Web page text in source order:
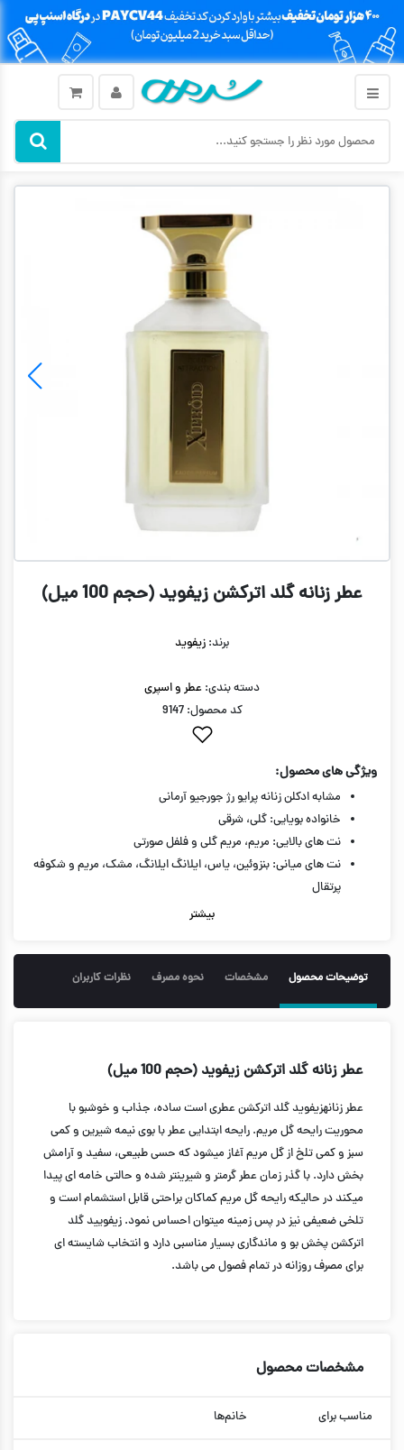
عطر زنانه گلد اترکشن زیفوید (حجم 100 میل)
برند: زیفوید
دسته بندی: عطر و اسپری
کد محصول: 9147
ویژگی های محصول:
مشابه ادکلن زنانه پرایو رژ جورجیو آرمانی
خانواده بویایی: گلی، شرقی
نت های بالایی: مریم، مریم گلی و فلفل صورتی
نت های میانی: بنزوئین، یاس، ایلانگ ایلانگ، مشک، مریم و شکوفه
پرتقال
بیشتر
توضیحات محصول مشخصات نحوه مصرف نظرات کاربران
عطر زنانه گلد اترکشن زیفوید (حجم 100 میل)
عطر زنانهزیفوید گلد اترکشن عطری است ساده، جذاب و خوشبو با
محوریت رایحه گل مریم. رایحه ابتدایی عطر با بوی نیمه شیرین و کمی
سبز و کمی تلخ از گل مریم آغاز میشود که حسی طبیعی، سفید و آرامش
بخش دارد. با گذر زمان عطر گرمتر و شیرینتر شده و حالتی خامه ای پیدا
میکند در حالیکه رایحه گل مریم کماکان براحتی قابل استشمام است و
تلخی ضعیفی نیز در پس زمینه میتوان احساس نمود. زیفویید گلد
اترکشن پخش بو و ماندگاری بسیار مناسبی دارد و انتخاب شایسته ای
برای مصرف روزانه در تمام فصول می باشد.
مشخصات محصول
مناسب برای خانم‌ها